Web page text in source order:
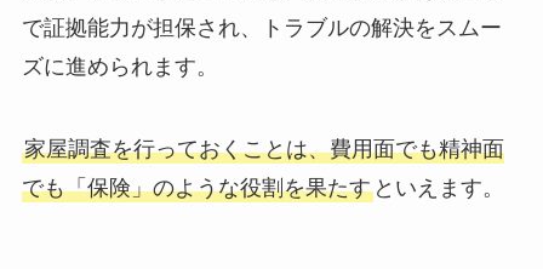
賠償トラブルが起こっても、調査記録があること
で証拠能力が担保され、トラブルの解決をスムー
家屋調査を行っておくことは、費用面でも精神面